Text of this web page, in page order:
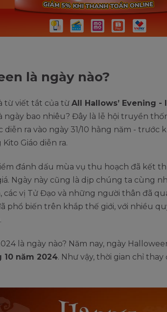
là ngày nào?
từ viết tắt của từ All Hallows’ Evening -
ngày bao nhiêu? Đây là lễ hội truyền
ra vào ngày 31/10 hằng năm - trước
Giáo diễn ra.
đánh dấu mùa vụ thu hoạch đã kết
Ngày này cũng là dịp chúng ta cùng
các vị Tử Đạo và những người thân đã
phổ biến trên khắp thế giới, với nhiều
là ngày nào? Năm nay, ngày
10 năm 2024. Như vậy, thời gian chỉ